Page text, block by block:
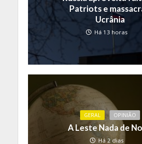
Patriots e
Ucrânia
Há 13 horas
GERAL OPINIÃO
A Leste Nada de
Há 2 dias